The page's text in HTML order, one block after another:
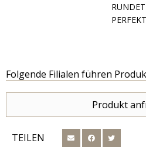
Folgende Filialen führen
Produkt
TEILEN